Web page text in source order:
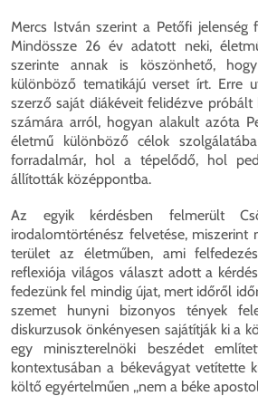
Mercs István szerint a Petőfi jelenség
Mindössze 26 év adatott neki,
szerinte annak is köszönhető,
különböző tematikájú verset írt. Erre
szerző saját diákéveit felidézve
számára arról, hogyan alakult azóta
életmű különböző célok
forradalmár, hol a tépelődő, hol
állították középpontba.
Az egyik kérdésben felmerült
irodalomtörténész felvetése, miszerint
terület az életműben, ami
reflexiója világos választ adott a
fedezünk fel mindig újat, mert időről
szemet hunyni bizonyos tények
diskurzusok önkényesen sajátítják ki a
egy miniszterelnöki beszédet
kontextusában a békevágyat vetítette
költő egyértelműen ,,nem a béke